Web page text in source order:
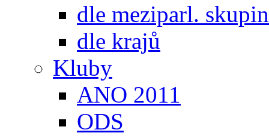
dle meziparl. skupin
dle krajů
Kluby
ANO 2011
ODS